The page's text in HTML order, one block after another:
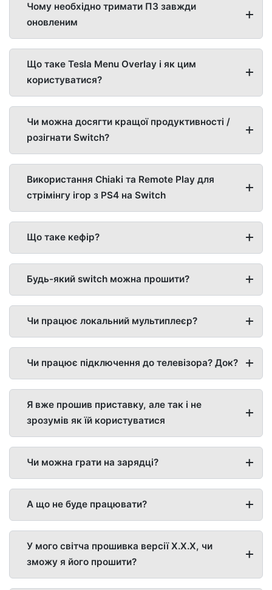
Чому необхідно тримати ПЗ завжди
оновленим
Що таке Tesla Menu Overlay і як цим
користуватися?
Чи можна досягти кращої продуктивності /
розігнати Switch?
Використання Chiaki та Remote Play для
стрімінгу ігор з PS4 на Switch
Що таке кефір?
Будь-який switch можна прошити?
Чи працює локальний мультиплеєр?
Чи працює підключення до телевізора? Док?
Я вже прошив приставку, але так і не
зрозумів як їй користуватися
Чи можна грати на зарядці?
А що не буде працювати?
У мого світча прошивка версії X.X.X, чи
зможу я його прошити?